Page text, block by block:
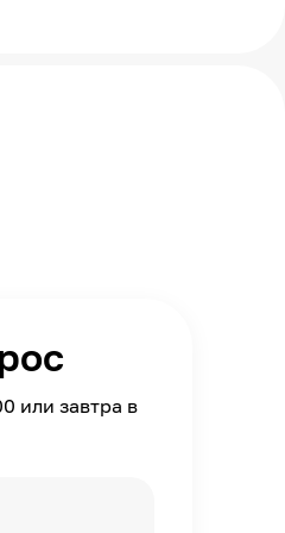
или завтра в